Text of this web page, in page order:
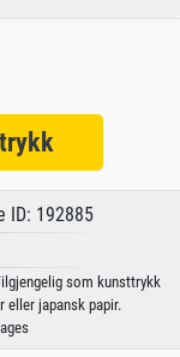
ID: 192885
som kunsttrykk
japansk papir.